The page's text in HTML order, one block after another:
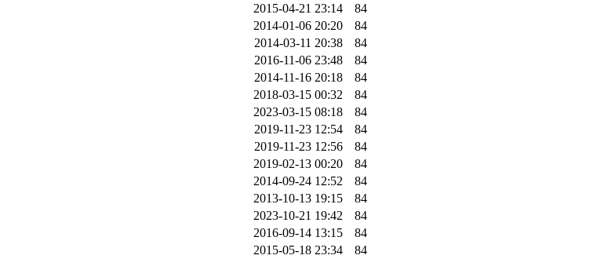
2015-04-21 23:14
84
2014-01-06 20:20
84
2014-03-11 20:38
84
2016-11-06 23:48
84
2014-11-16 20:18
84
2018-03-15 00:32
84
2023-03-15 08:18
84
2019-11-23 12:54
84
2019-11-23 12:56
84
2019-02-13 00:20
84
2014-09-24 12:52
84
2013-10-13 19:15
84
2023-10-21 19:42
84
2016-09-14 13:15
84
2015-05-18 23:34
84